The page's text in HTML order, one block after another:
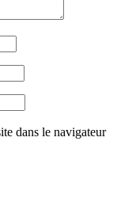
dans le navigateur